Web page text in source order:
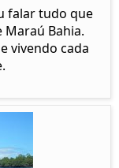
falar tudo que
Bahia.
vivendo cada